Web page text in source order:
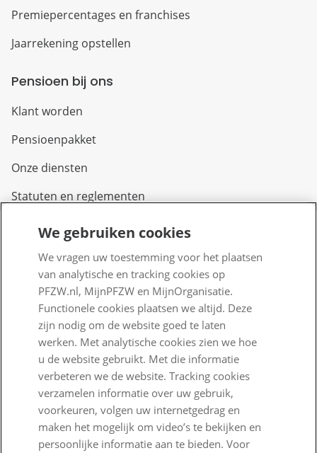
Premiepercentages en franchises
Jaarrekening opstellen
Pensioen bij ons
Klant worden
Pensioenpakket
Onze diensten
Statuten en reglementen
Over PFZW
Wij zijn PFZW
Beleggen voor een goed pensioen
Nieuwe regels voor pensioen
Zo staan we ervoor
Nieuws
Voor de pers
PFZW Dichtbij
We gebruiken cookies
We vragen uw toestemming voor het plaatsen
van analytische en tracking cookies op
PFZW.nl, MijnPFZW en MijnOrganisatie.
Functionele cookies plaatsen we altijd. Deze
zijn nodig om de website goed te laten
werken. Met analytische cookies zien we hoe
u de website gebruikt. Met die informatie
verbeteren we de website. Tracking cookies
verzamelen informatie over uw gebruik,
voorkeuren, volgen uw internetgedrag en
maken het mogelijk om video’s te bekijken en
persoonlijke informatie aan te bieden. Voor